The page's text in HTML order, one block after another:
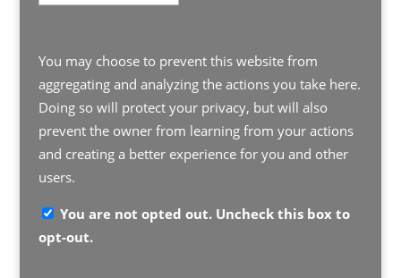
You may choose to prevent this website from
aggregating and analyzing the actions you take here.
Doing so will protect your privacy, but will also
prevent the owner from learning from your actions
and creating a better experience for you and other
users.
You are not opted out. Uncheck this box to
opt-out.